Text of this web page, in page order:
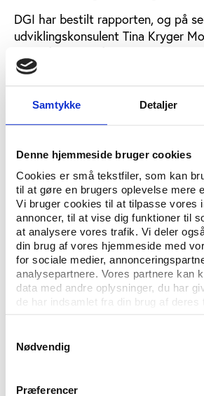
Samtykke Detaljer
Denne hjemmeside bruger cookies
Cookies er små tekstfiler, som kan
til at gøre en brugers oplevelse mere
Vi bruger cookies til at tilpasse vores
annoncer, til at vise dig funktioner til
at analysere vores trafik. Vi deler
din brug af vores hjemmeside med
for sociale medier,
analysepartnere. Vores partnere kan
data med andre oplysninger, du har
de har indsamlet fra din brug af deres
Nødvendig
Præferencer
DGI har bestilt rapporten, og på
udviklingskonsulent Tina Kryger
Lab løfte sløret for, hvordan DGI
samarbejde med Dansk Atletik
for at skabe merværdi for løberne
interesse for løb som
år.
Udviklingen kommer udefra
Selv om løbebølgen har raset i
efterhånden, har hverken DGI eller
imponerende historik på området. I
to forbund nærmest ikke vide af
dog er vokset til en stadigt mere
bevægelse alligevel. Seminaret
nogle af de alternative aktører
Danske Trailløbere, Endomondo og
sætter standarden for innovation
løbe- og eventfronten uden at